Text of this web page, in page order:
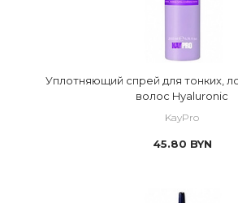
Уплотняющий спрей для тонких,
волос Hyaluronic
KayPro
45.80 BYN